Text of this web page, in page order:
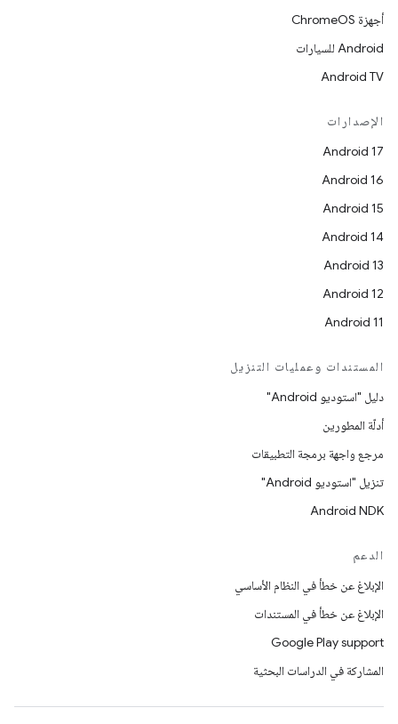
أجهزة ChromeOS
Android للسيارات
Android TV
الإصدارات
Android 17
Android 16
Android 15
Android 14
Android 13
Android 12
Android 11
المستندات وعمليات التنزيل
دليل "استوديو Android"
أدلّة المطورين
مرجع واجهة برمجة التطبيقات
تنزيل "استوديو Android"
Android NDK
الدعم
الإبلاغ عن خطأ في النظام الأساسي
الإبلاغ عن خطأ في المستندات
Google Play support
المشاركة في الدراسات البحثية